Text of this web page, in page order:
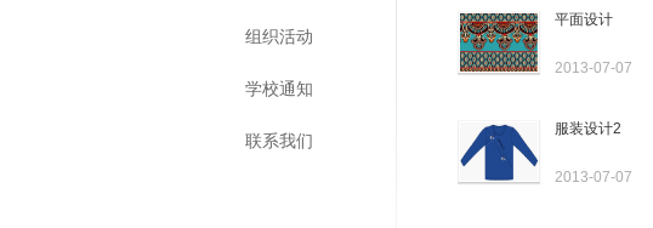
组织活动
学校通知
联系我们
平面设计
2013-07-07
服装设计2
2013-07-07